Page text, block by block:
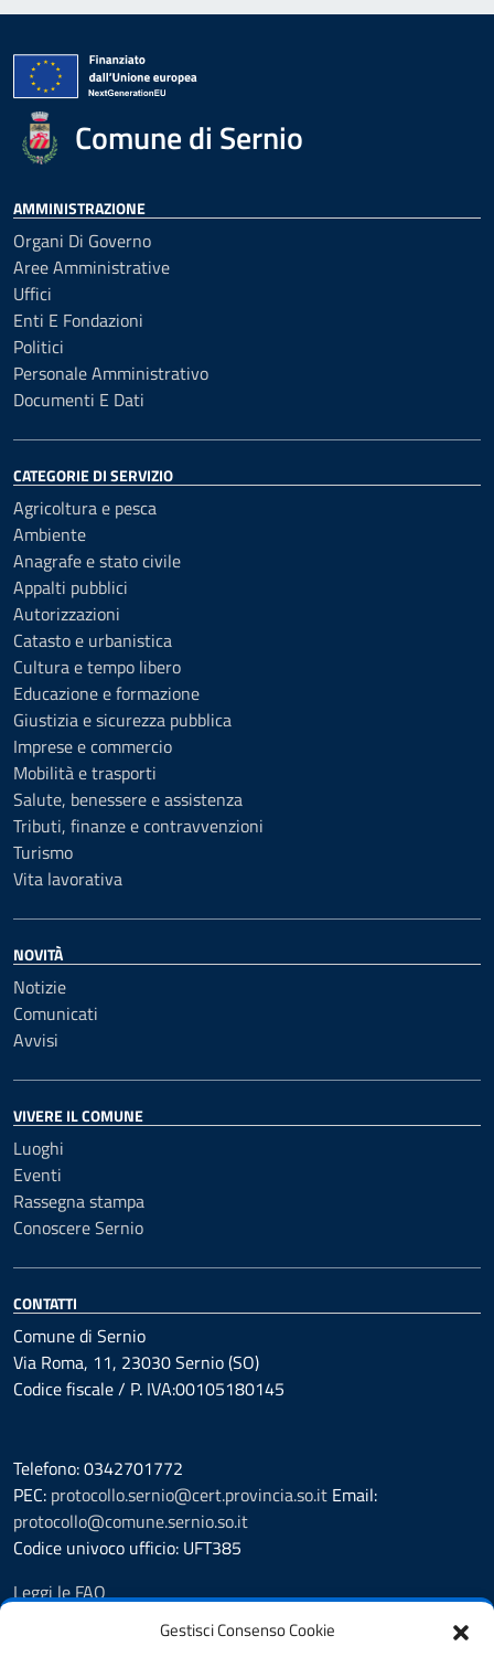
Gestisci Consenso Cookie
Comune di Sernio
AMMINISTRAZIONE
Organi Di Governo
Aree Amministrative
Uffici
Enti E Fondazioni
Politici
Personale Amministrativo
Documenti E Dati
CATEGORIE DI SERVIZIO
Agricoltura e pesca
Ambiente
Anagrafe e stato civile
Appalti pubblici
Autorizzazioni
Catasto e urbanistica
Cultura e tempo libero
Educazione e formazione
Giustizia e sicurezza pubblica
Imprese e commercio
Mobilità e trasporti
Salute, benessere e assistenza
Tributi, finanze e contravvenzioni
Turismo
Vita lavorativa
NOVITÀ
Notizie
Comunicati
Avvisi
VIVERE IL COMUNE
Luoghi
Eventi
Rassegna stampa
Conoscere Sernio
CONTATTI
Comune di Sernio
Via Roma, 11, 23030 Sernio (SO)
Codice fiscale / P. IVA:00105180145
Telefono: 0342701772
PEC: protocollo.sernio@cert.provincia.so.it Email:
protocollo@comune.sernio.so.it
Codice univoco ufficio: UFT385
Leggi le FAQ
Prenotazione appuntamento
Segnalazione disservizio